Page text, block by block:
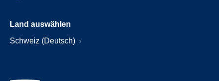
Land auswählen
Schweiz (Deutsch)